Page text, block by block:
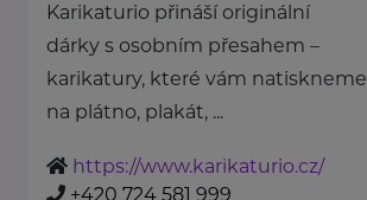
Karikaturio přináší originální
dárky s osobním přesahem –
karikatury, které vám natiskneme
na plátno, plakát, ...
https://www.karikaturio.cz/
+420 724 581 999